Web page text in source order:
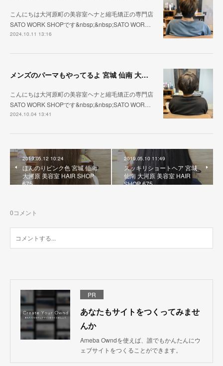
こんにちは大河原町の美容室ヘナと縮毛矯正の専門店
SATO WORK SHOPです&nbsp;&nbsp;SATO WOR…
2024.10.11 13:16
メンズのパーマもやってるよ 宮城 仙南 大河原 縮毛矯正 髪質改善 ヘナ 美容室 SATO WORK SHOP
こんにちは大河原町の美容室ヘナと縮毛矯正の専門店
SATO WORK SHOPです&nbsp;&nbsp;SATO WOR…
2024.10.04 13:41
2019.05.12 10:24
ほんのりピンク色 宮城 仙南
大河原 美容室 HAIR SHOP
675
2019.05.10 11:49
スッキリショートヘア 宮城
仙南 大河原 美容室 HAIR
SHOP 675
0コメント
PR
あなたもサイトをつくってみませ
んか
Ameba Owndを使えば、誰でもかんたんにウ
ェブサイトをつくることができます。